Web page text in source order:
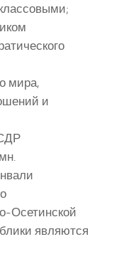
мира,
и
Осетинской
являются